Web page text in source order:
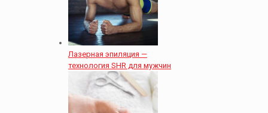
Лазерная эпиляция —
технология SHR для мужчин